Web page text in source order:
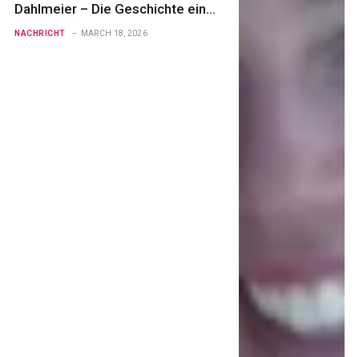
Dahlmeier – Die Geschichte eines
unzertrennlichen
NACHRICHT MARCH 18, 2026